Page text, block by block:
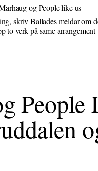
skriv Ballades meldar om
verk på same